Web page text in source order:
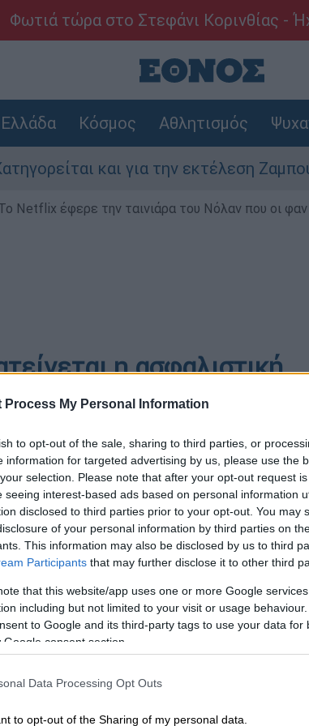
Process My Personal Information
to opt-out of the sale, sharing to third parties, or
information for targeted advertising by us, please use the
selection. Please note that after your opt-out request
seeing interest-based ads based on personal information
disclosed to third parties prior to your opt-out. You may
of your personal information by third parties on
This information may also be disclosed by us to third
Participants that may further disclose it to other third
that this website/app uses one or more Google
including but not limited to your visit or usage
to Google and its third-party tags to use your data for
Google consent section.
Data Processing Opt Outs
to opt-out of the Sharing of my personal data.
Φωτιά τώρα στο Στεφάνι Κορινθίας -
Ελλάδα Κόσμος Αθλητισμός
και για την εκτέλεση Ζαμπούνη
Netflix έφερε την ταινιάρα του Νόλαν που οι
η ασφαλιστική
για όσους χρωστούν